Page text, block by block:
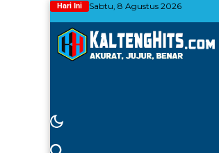
Hari Ini Sabtu, 8 Agustus 2026